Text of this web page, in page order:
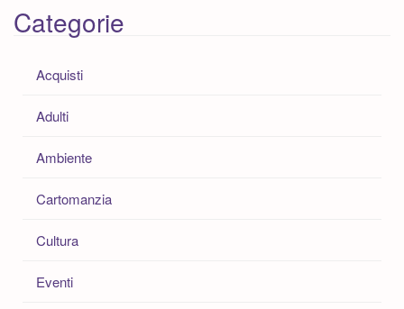
r
c
Categorie
Acquisti
Adulti
Ambiente
Cartomanzia
Cultura
Eventi